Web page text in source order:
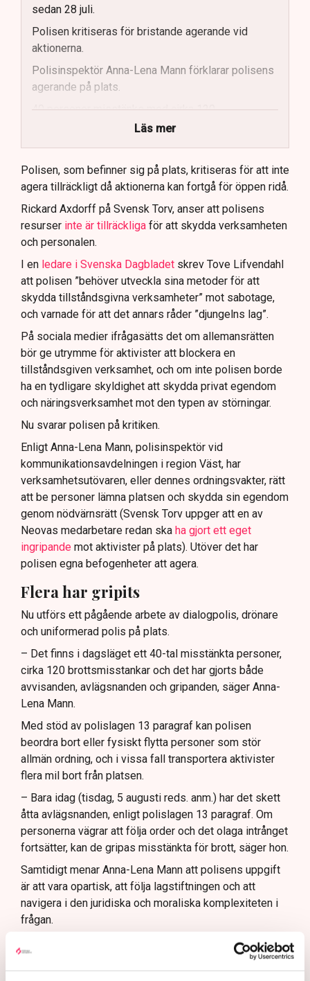
sedan 28 juli.
Polisen kritiseras för bristande agerande vid
aktionerna.
Polisinspektör Anna-Lena Mann förklarar polisens
agerande på plats.
40 personer misstänks med cirka 120
brottsmisstankar kopplade.
Polisen använder drönare och uniformerad polis
för att dokumentera bevis.
Samtidigt är polisarbetet komplext när det gäller
att navigera juridiska rättigheter och gränser.
Läs mer
Polisen, som befinner sig på plats, kritiseras för att inte
agera tillräckligt då aktionerna kan fortgå för öppen ridå.
Rickard Axdorff på Svensk Torv, anser att polisens
resurser inte är tillräckliga för att skydda verksamheten
och personalen.
I en ledare i Svenska Dagbladet skrev Tove Lifvendahl
att polisen ”behöver utveckla sina metoder för att
skydda tillståndsgivna verksamheter” mot sabotage,
och varnade för att det annars råder ”djungelns lag”.
På sociala medier ifrågasätts det om allemansrätten
bör ge utrymme för aktivister att blockera en
tillståndsgiven verksamhet, och om inte polisen borde
ha en tydligare skyldighet att skydda privat egendom
och näringsverksamhet mot den typen av störningar.
Nu svarar polisen på kritiken.
Enligt Anna-Lena Mann, polisinspektör vid
kommunikationsavdelningen i region Väst, har
verksamhetsutövaren, eller dennes ordningsvakter, rätt
att be personer lämna platsen och skydda sin egendom
genom nödvärnsrätt (Svensk Torv uppger att en av
Neovas medarbetare redan ska ha gjort ett eget
ingripande mot aktivister på plats). Utöver det har
polisen egna befogenheter att agera.
Flera har gripits
Nu utförs ett pågående arbete av dialogpolis, drönare
och uniformerad polis på plats.
– Det finns i dagsläget ett 40-tal misstänkta personer,
cirka 120 brottsmisstankar och det har gjorts både
avvisanden, avlägsnanden och gripanden, säger Anna-
Lena Mann.
Med stöd av polislagen 13 paragraf kan polisen
beordra bort eller fysiskt flytta personer som stör
allmän ordning, och i vissa fall transportera aktivister
flera mil bort från platsen.
– Bara idag (tisdag, 5 augusti reds. anm.) har det skett
åtta avlägsnanden, enligt polislagen 13 paragraf. Om
personerna vägrar att följa order och det olaga intrånget
fortsätter, kan de gripas misstänkta för brott, säger hon.
Samtidigt menar Anna-Lena Mann att polisens uppgift
är att vara opartisk, att följa lagstiftningen och att
navigera i den juridiska och moraliska komplexiteten i
frågan.
Rätten har sina gränser
En sådan aspekt är att Grimsås mosse räknas juridiskt